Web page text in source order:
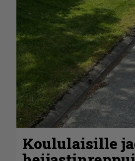
Koululaisille